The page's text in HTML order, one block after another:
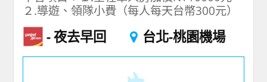
２.導遊、領隊小費（每人每天台幣300元）
夜去早回 台北-桃園機場